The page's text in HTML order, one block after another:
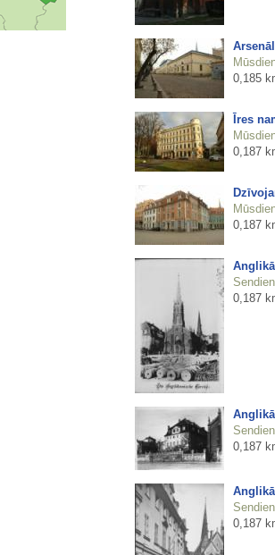
0,185
Īres
0,187
0,187
0,187
0,187
0,187